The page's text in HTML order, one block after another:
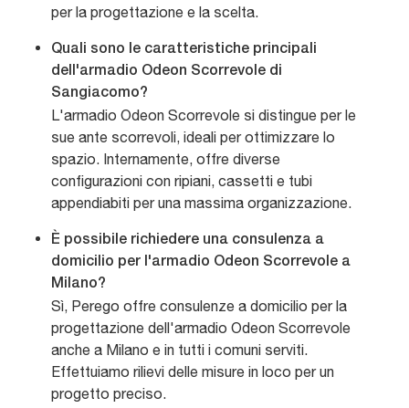
per la progettazione e la scelta.
Quali sono le caratteristiche principali
dell'armadio Odeon Scorrevole di
Sangiacomo?
L'armadio Odeon Scorrevole si distingue per le
sue ante scorrevoli, ideali per ottimizzare lo
spazio. Internamente, offre diverse
configurazioni con ripiani, cassetti e tubi
appendiabiti per una massima organizzazione.
È possibile richiedere una consulenza a
domicilio per l'armadio Odeon Scorrevole a
Milano?
Sì, Perego offre consulenze a domicilio per la
progettazione dell'armadio Odeon Scorrevole
anche a Milano e in tutti i comuni serviti.
Effettuiamo rilievi delle misure in loco per un
progetto preciso.